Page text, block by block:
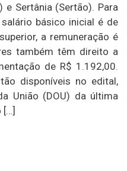
e Sertânia (Sertão). Para
básico inicial é de
a remuneração é
também têm direito a
de R$ 1.192,00.
disponíveis no edital,
União (DOU) da última
[…]